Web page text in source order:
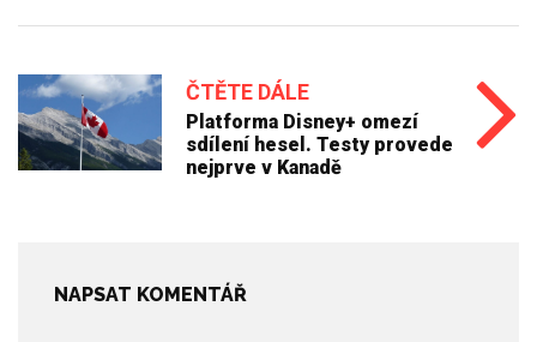
ČTĚTE DÁLE
Platforma Disney+ omezí
sdílení hesel. Testy provede
nejprve v Kanadě
NAPSAT KOMENTÁŘ